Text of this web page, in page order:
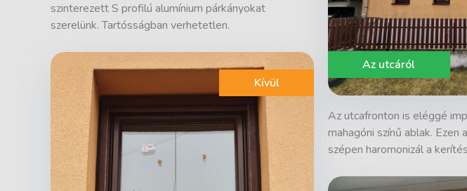
szinterezett S profilú alumínium párkányokat
szerelünk. Tartósságban verhetetlen.
Kívül
Az utcáról
Az utcafronton is eléggé
mahagóni színű ablak. Ezen
szépen haromonizál a